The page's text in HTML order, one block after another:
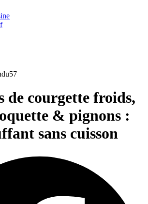
de courgette froids,
& pignons :
sans cuisson